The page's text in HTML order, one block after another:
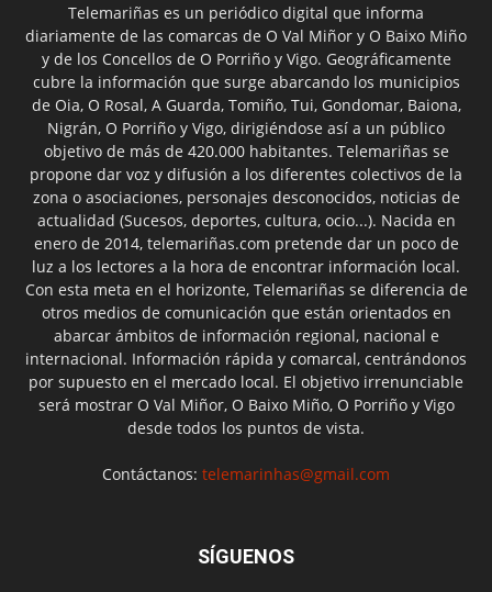
Telemariñas es un periódico digital que informa
diariamente de las comarcas de O Val Miñor y O Baixo Miño
y de los Concellos de O Porriño y Vigo. Geográficamente
cubre la información que surge abarcando los municipios
de Oia, O Rosal, A Guarda, Tomiño, Tui, Gondomar, Baiona,
Nigrán, O Porriño y Vigo, dirigiéndose así a un público
objetivo de más de 420.000 habitantes. Telemariñas se
propone dar voz y difusión a los diferentes colectivos de la
zona o asociaciones, personajes desconocidos, noticias de
actualidad (Sucesos, deportes, cultura, ocio...). Nacida en
enero de 2014, telemariñas.com pretende dar un poco de
luz a los lectores a la hora de encontrar información local.
Con esta meta en el horizonte, Telemariñas se diferencia de
otros medios de comunicación que están orientados en
abarcar ámbitos de información regional, nacional e
internacional. Información rápida y comarcal, centrándonos
por supuesto en el mercado local. El objetivo irrenunciable
será mostrar O Val Miñor, O Baixo Miño, O Porriño y Vigo
desde todos los puntos de vista.
Contáctanos: telemarinhas@gmail.com
SÍGUENOS